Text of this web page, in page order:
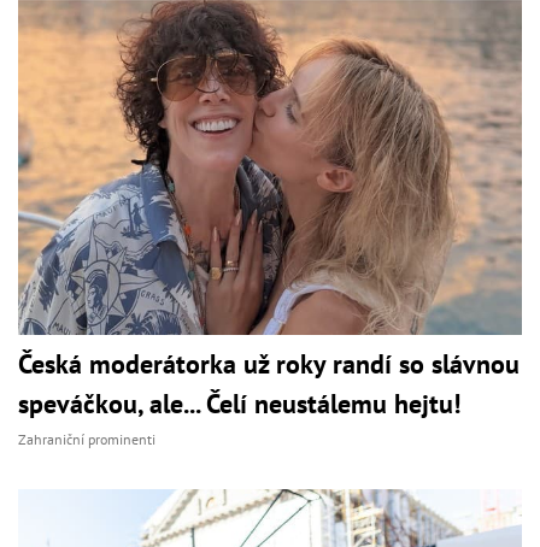
Česká moderátorka už roky randí so slávnou
speváčkou, ale... Čelí neustálemu hejtu!
Zahraniční prominenti